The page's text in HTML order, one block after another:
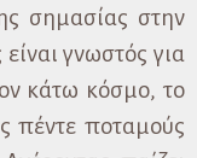
σημασίας στην
γνωστός για
κάτω κόσμο, το
πέντε ποταμούς